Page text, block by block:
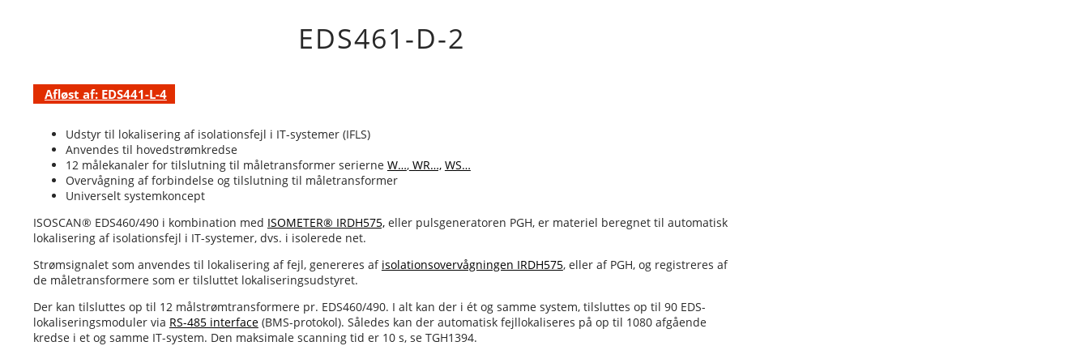
EDS461-D-2
Afløst af: EDS441-L-4
Udstyr til lokalisering af isolationsfejl i IT-systemer (IFLS)
Anvendes til hovedstrømkredse
12 målekanaler for tilslutning til måletransformer serierne W…,WR…, WS…
Overvågning af forbindelse og tilslutning til måletransformer
Universelt systemkoncept
ISOSCAN® EDS460/490 i kombination med ISOMETER® IRDH575,eller pulsgeneratoren PGH, er materiel beregnet til automatisk
lokalisering af isolationsfejl i IT-systemer, dvs. i isolerede net.
Strømsignalet som anvendes til lokalisering af fejl, genereres af isolationsovervågningen IRDH575, eller af PGH, og registreres af
de måletransformere som er tilsluttet lokaliseringsudstyret.
Der kan tilsluttes op til 12 målstrømtransformere pr. EDS460/490. I alt kan der i ét og samme system, tilsluttes op til 90 EDS-
lokaliseringsmoduler via RS-485 interface(BMS-protokol). Således kan der automatisk fejllokaliseres på op til 1080 afgående
kredse i et og samme IT-system. Den maksimale scanning tid er 10 s, se TGH1394.